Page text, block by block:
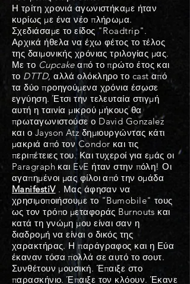
Η τρίτη χρονιά αγωνιστήκαμε ήταν
κυρίως με ένα νέο πλήρωμα.
Σχεδιάσαμε το είδος "Roadtrip".
Αρχικά ήθελα να έχω φέτος το τέλος
της δαιμονικής χρόνιας τριλογίας μας.
Με το Cupcakeαπό το πρώτο έτος και
το DTTD, αλλά ολόκληρο το cast από
τα δύο προηγούμενα χρόνια έσωσε
εγγύηση. Έτσι την τελευταία στιγμή
αυτή η ταινία μικρού μήκους θα
πρωταγωνιστούσε ο David Gonzalez
και ο Jayson Atz δημιουργώντας κάτι
μακριά από τον Condor και τις
περιπέτειες του. Και τυχεροί για εμάς οι
Paragraph και EvE ήταν στην πόλη! Οι
αγαπημένοι μας φίλοι από την ομάδα
ManifestiV. Μας άφησαν να
χρησιμοποιήσουμε το "Bumobile" τους
ως τον τρόπο μεταφοράς Burnouts και
κατά τη γνώμη μου είναι σαν η
διαδρομή να είναι ο δικός της
χαρακτήρας. Η παράγραφος και η Εύα
έκαναν τόσα πολλά σε αυτό το σουτ.
Συνθέτουν μουσική. Έπαιξε στο
παρασκήνιο. Έπαιξε τον κλόουν. Έκανε